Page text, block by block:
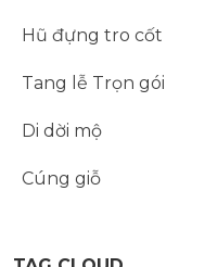
Hũ đựng tro cốt
Tang lễ Trọn gói
Di dời mộ
Cúng giỗ